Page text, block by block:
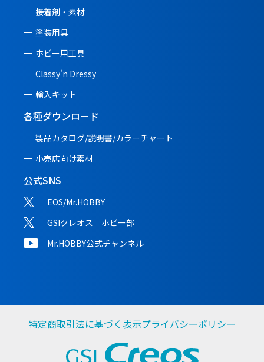
接着剤・素材
塗装用具
ホビー用工具
Classy'n Dressy
輸入キット
各種ダウンロード
製品カタログ/説明書/カラーチャート
小売店向け素材
公式SNS
EOS/Mr.HOBBY
GSIクレオス ホビー部
Mr.HOBBY公式チャンネル
特定商取引法に基づく表示プライバシーポリシー